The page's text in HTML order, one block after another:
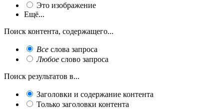
Это изображение
Ещё...
Поиск контента, содержащего...
Все слова запроса
Любое слово запроса
Поиск результатов в...
Заголовки и содержание контента
Только заголовки контента